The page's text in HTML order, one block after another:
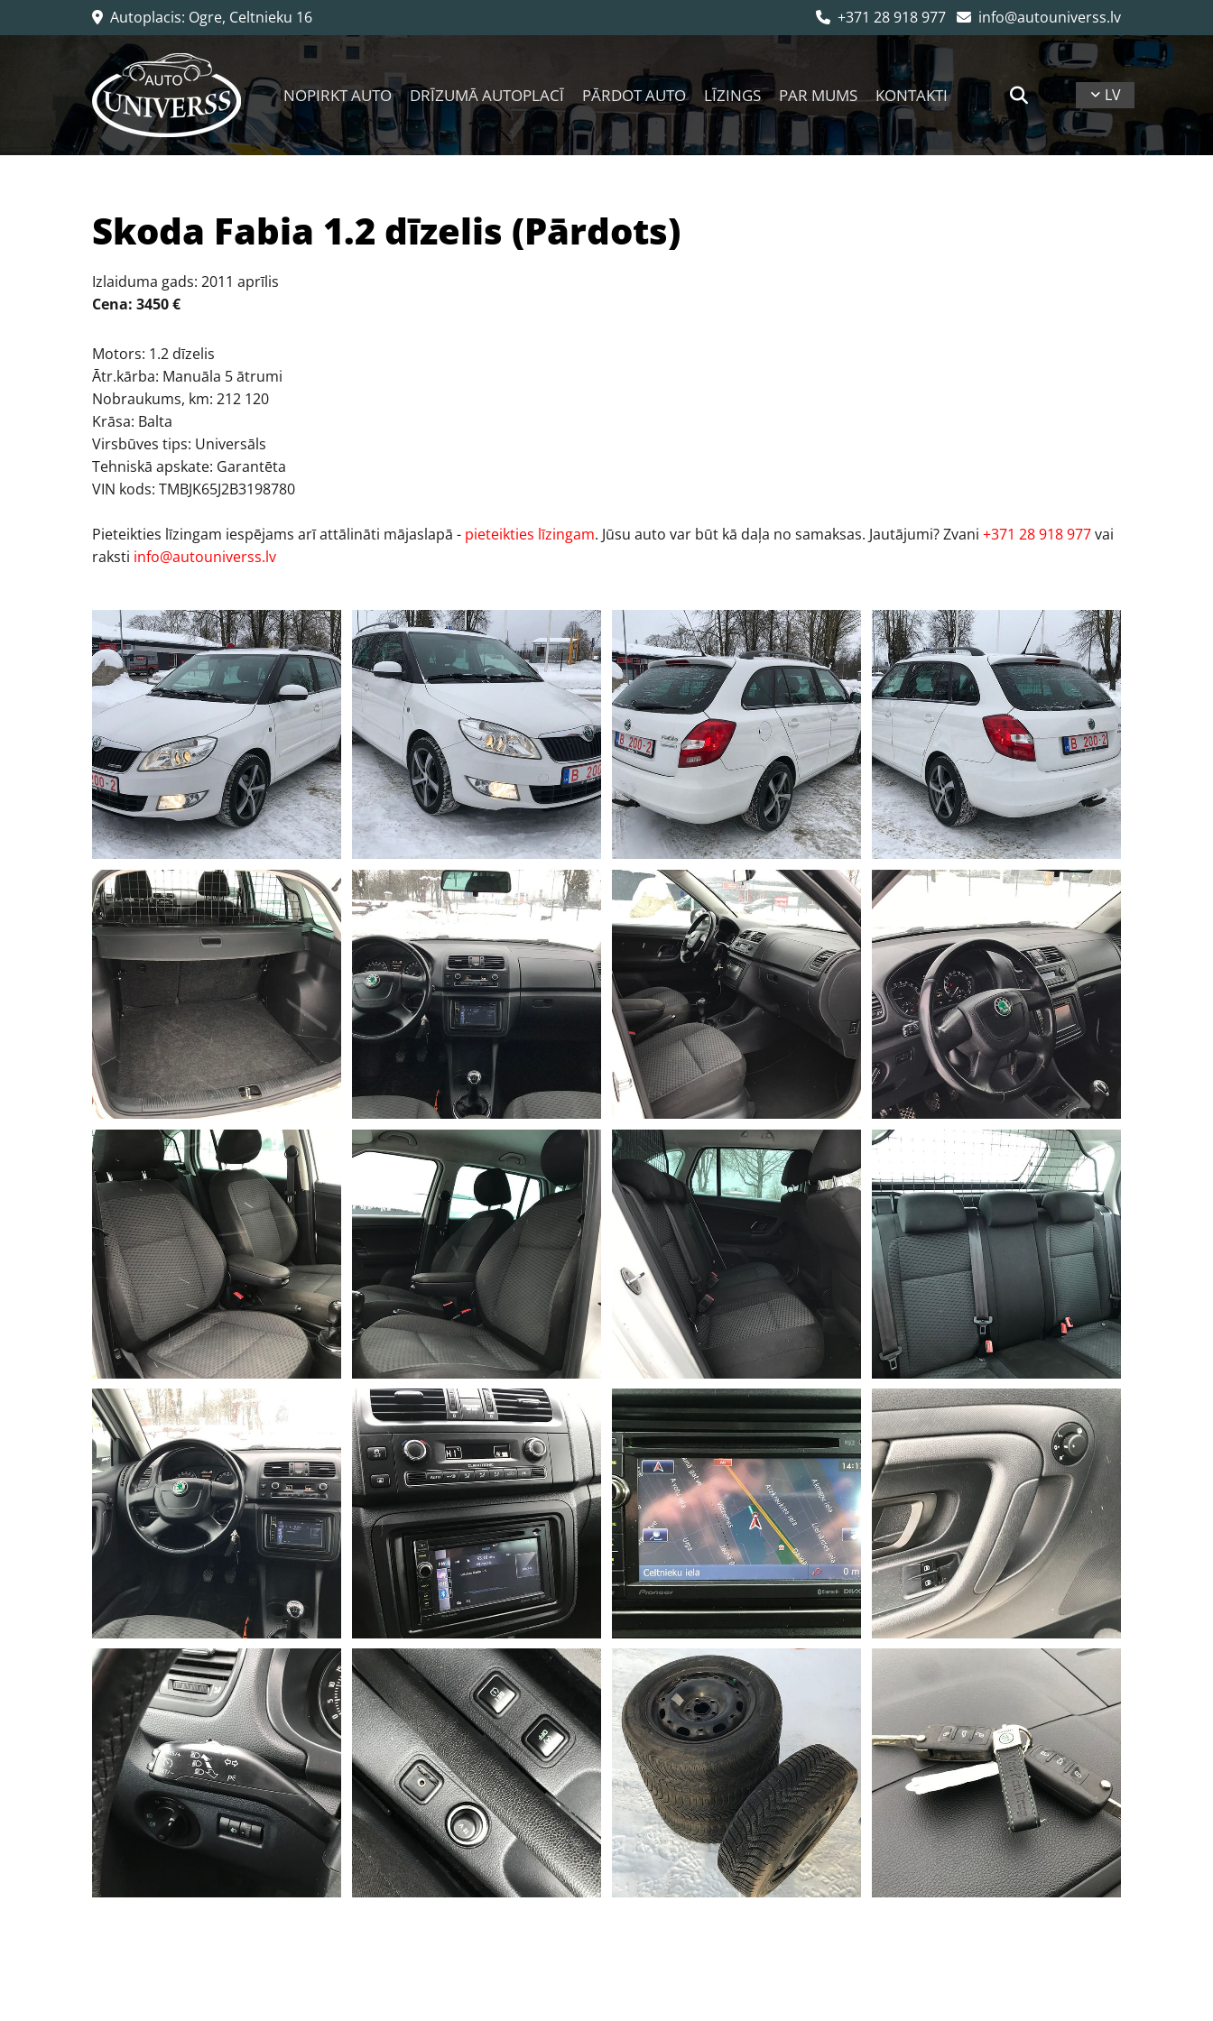
 Autoplacis: Ogre, Celtnieku 16  +371 28 918 977  info@autouniverss.lv
NOPIRKT AUTO DRĪZUMĀ AUTOPLACĪ PĀRDOT AUTO LĪZINGS PAR MUMS KONTAKTI LV
​Skoda Fabia 1.2 dīzelis (Pārdots)
Izlaiduma gads: 2011 aprīlis
Cena: 3450 €
Motors: 1.2 dīzelis
Ātr.kārba: Manuāla 5 ātrumi
Nobraukums, km: 212 120
Krāsa: Balta
Virsbūves tips: Universāls
Tehniskā apskate: Garantēta
VIN kods: TMBJK65J2B3198780
Pieteikties līzingam iespējams arī attālināti mājaslapā - pieteikties līzingam. Jūsu auto var būt kā daļa no samaksas. Jautājumi? Zvani +371 28 918 977vai
raksti info@autouniverss.lv